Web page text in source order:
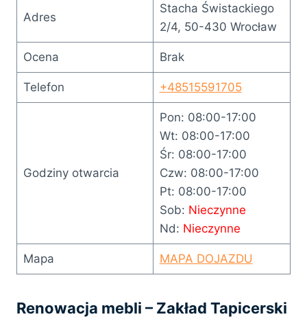
Adres
Stacha Świstackiego
2/4, 50-430 Wrocław
Ocena Brak
Telefon +48515591705
Godziny otwarcia
Pon: 08:00-17:00
Wt: 08:00-17:00
Śr: 08:00-17:00
Czw: 08:00-17:00
Pt: 08:00-17:00
Sob: Nieczynne
Nd: Nieczynne
Mapa MAPA DOJAZDU
Renowacja mebli – Zakład Tapicerski